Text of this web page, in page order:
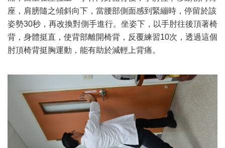
座，肩膀隨之傾斜向下，當腰部側面感到緊繃時，停留於該
姿勢30秒，再改換對側手進行。坐姿下，以手肘往後頂著椅
背，身體挺直，使背部離開椅背，反覆練習10次，透過這個
肘頂椅背挺胸運動，能有助於減輕上背痛。